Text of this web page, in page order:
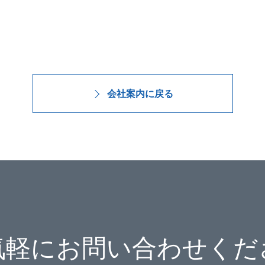
会社案内に戻る
にお問い合わせく